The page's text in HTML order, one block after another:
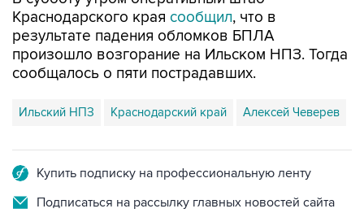
произошло возгорание на Ильском НПЗ. Тогда
сообщалось о пяти пострадавших.
Ильский НПЗ Краснодарский край Алексей Чеверев
Подписаться на рассылку главных новостей сайта
Получать оперативные новости в официальном